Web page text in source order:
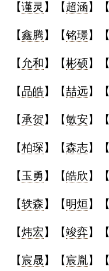
【谨灵 】【超涵】【
【鑫腾】【铭璟】【
【 允和】【彬硕 】【
【品皓】【喆远】【
【承贺】【敏安】【
【柏琛】【森志】【
【玉勇 】【皓欣】【
【轶森】【明烜】【
【炜宏】【竣弈】【
【宸晟】【宸胤】【